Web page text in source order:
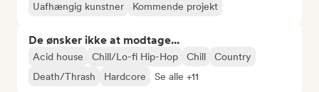
Uafhængig kunstner
Kommende projekt
De ønsker ikke at modtage...
Acid house Chill/Lo-fi Hip-Hop Chill
Country
Death/Thrash
Hardcore Se alle +11